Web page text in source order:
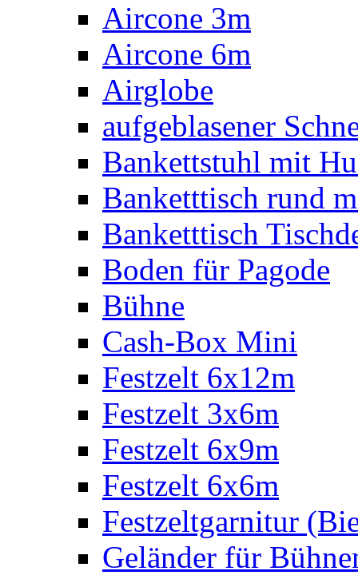
Aircone 3m
Aircone 6m
Airglobe
aufgeblasener
Bankettstuhl mit
Banketttisch rund
Banketttisch
Boden für Pagode
Bühne
Cash-Box Mini
Festzelt 6x12m
Festzelt 3x6m
Festzelt 6x9m
Festzelt 6x6m
Festzeltgarnitur
Geländer für